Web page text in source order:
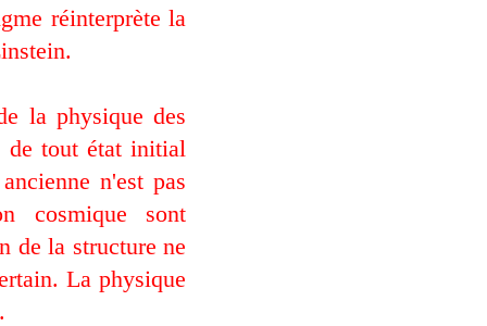
réinterprète la
la physique des
de tout état initial
n'est pas
cosmique sont
de la structure ne
La physique